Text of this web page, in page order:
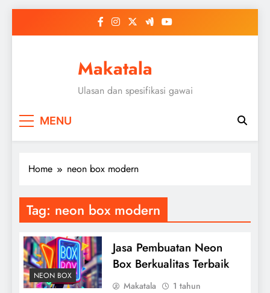
Makatala
Ulasan dan spesifikasi gawai
MENU
Home neon box modern
Tag: neon box modern
NEON BOX
Jasa Pembuatan Neon
Box Berkualitas Terbaik
Makatala
1 tahun